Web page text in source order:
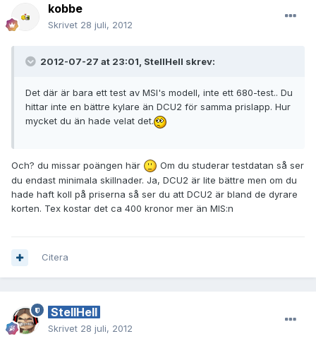
kobbe
Skrivet 28 juli, 2012
2012-07-27 at 23:01, StellHell skrev:
Det där är bara ett test av MSI's modell, inte ett 680-test.. Du
hittar inte en bättre kylare än DCU2 för samma prislapp. Hur
mycket du än hade velat det.
Och? du missar poängen här
Om du studerar testdatan så ser
du endast minimala skillnader. Ja, DCU2 är lite bättre men om du
hade haft koll på priserna så ser du att DCU2 är bland de dyrare
korten. Tex kostar det ca 400 kronor mer än MIS:n
Citera
StellHell
Skrivet 28 juli, 2012